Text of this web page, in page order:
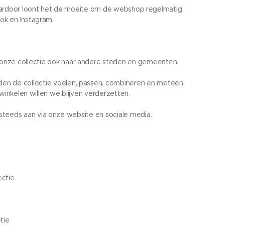
loont het de moeite om de webshop regelmatig
en Instagram.
collectie ook naar andere steden en gemeenten.
de collectie voelen, passen, combineren en meteen
willen we blijven verderzetten.
aan via onze website en sociale media.